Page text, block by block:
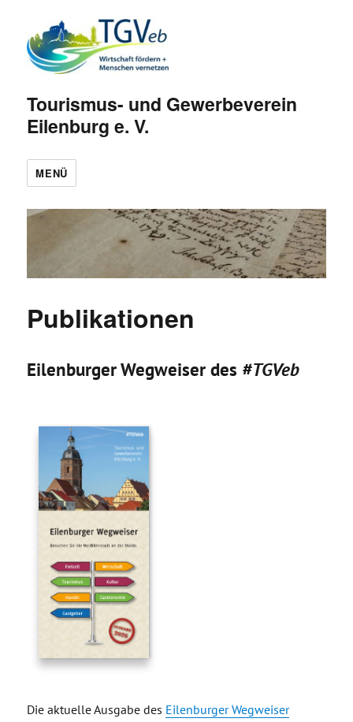
Tourismus- und Gewerbeverein
Eilenburg e. V.
MENÜ
Publikationen
Eilenburger Wegweiser des #TGVeb
Die aktuelle Ausgabe des Eilenburger Wegweiser